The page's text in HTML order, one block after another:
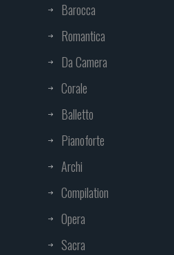
Barocca
Romantica
Da Camera
Corale
Balletto
Pianoforte
Archi
Compilation
Opera
Sacra